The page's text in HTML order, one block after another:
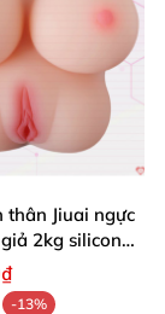
thân Jiuai ngực
2kg silicon
cao cấp
-13%